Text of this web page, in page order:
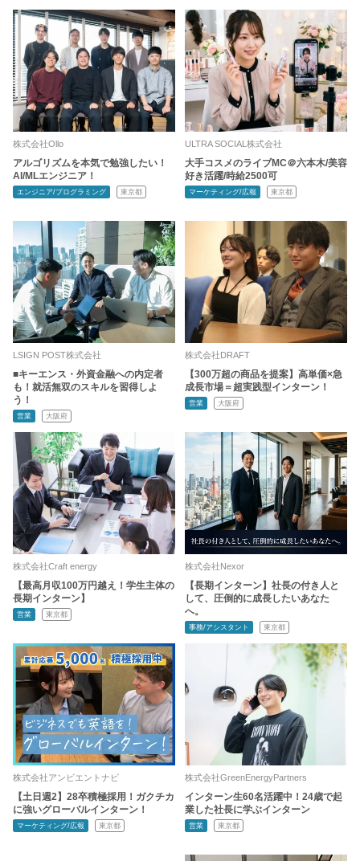
株式会社Ollo
アルゴリズムを本気で勉強したい！
AI/MLエンジニア！
エンジニア/プログラミング 東京都
ULTRA SOCIAL株式会社
大手コスメのライブMC＠六本木/美容
好き活躍/時給2500可
マーケティング/広報 東京都
LSIGN POST株式会社
■キーエンス・外資金融への内定者
も！就活無双のスキルを習得しよ
う！
営業 大阪府
株式会社DRAFT
【300万超の商品を提案】高単価×急
成長市場＝超実践型インターン！
営業 大阪府
株式会社Craft energy
【最高月収100万円越え！学生主体の
長期インターン】
営業 東京都
株式会社Nexor
【長期インターン】社長の付き人と
して、圧倒的に成長したいあなた
へ。
事務/アシスタント 東京都
株式会社アンビエントナビ
【土日週2】28卒積極採用！ガクチカ
に強いグローバルインターン！
マーケティング/広報 東京都
株式会社GreenEnergyPartners
インターン生60名活躍中！24歳で起
業した社長に学ぶインターン
営業 東京都